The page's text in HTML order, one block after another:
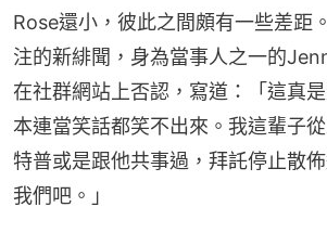
Rose還小，彼此之間頗有一些差距
注的新緋聞，身為當事人之一的
在社群網站上否認，寫道：「這真
本連當笑話都笑不出來。我這輩子
特普或是跟他共事過，拜託停止散
我們吧。」